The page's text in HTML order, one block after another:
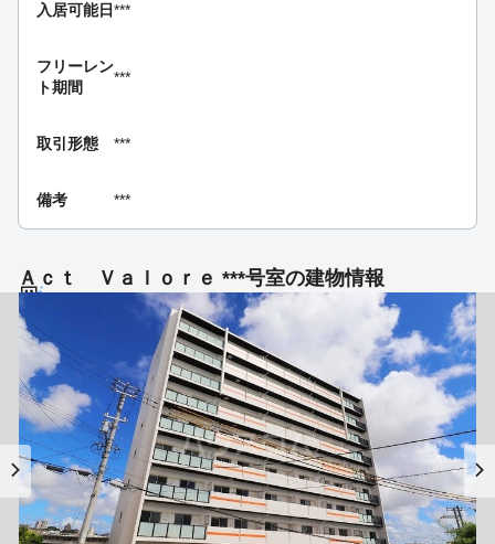
入居可能日***
フリーレン
ト期間
***
取引形態 ***
備考 ***
Ａｃｔ Ｖａｌｏｒｅ ***号室の建物情報